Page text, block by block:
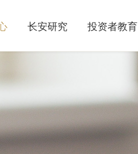
长安研究 投资者教育